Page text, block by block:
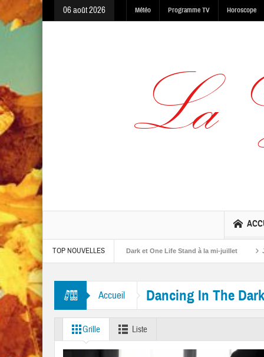
06 août 2026 Météo Programme TV Horoscope
TOP NOUVELLES
The Warning, Made In The Dark et One Life Stand à la mi-juillet Jaime
“Mr. Tambourine Man” et “Like A Rolling Stone”
Accueil Dancing In The Dark
Grille Liste